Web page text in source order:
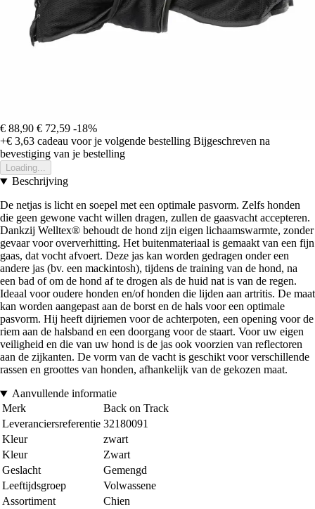
€ 88,90 € 72,59 -18%
+€ 3,63 cadeau voor je volgende bestelling Bijgeschreven na
bevestiging van je bestelling
Loading...
Beschrijving
De netjas is licht en soepel met een optimale pasvorm. Zelfs honden
die geen gewone vacht willen dragen, zullen de gaasvacht accepteren.
Dankzij Welltex® behoudt de hond zijn eigen lichaamswarmte, zonder
gevaar voor oververhitting. Het buitenmateriaal is gemaakt van een fijn
gaas, dat vocht afvoert. Deze jas kan worden gedragen onder een
andere jas (bv. een mackintosh), tijdens de training van de hond, na
een bad of om de hond af te drogen als de huid nat is van de regen.
Ideaal voor oudere honden en/of honden die lijden aan artritis. De maat
kan worden aangepast aan de borst en de hals voor een optimale
pasvorm. Hij heeft dijriemen voor de achterpoten, een opening voor de
riem aan de halsband en een doorgang voor de staart. Voor uw eigen
veiligheid en die van uw hond is de jas ook voorzien van reflectoren
aan de zijkanten. De vorm van de vacht is geschikt voor verschillende
rassen en groottes van honden, afhankelijk van de gekozen maat.
Aanvullende informatie
Merk
Back on Track
Leveranciersreferentie 32180091
Kleur
zwart
Kleur
Zwart
Geslacht
Gemengd
Leeftijdsgroep
Volwassene
Assortiment
Chien